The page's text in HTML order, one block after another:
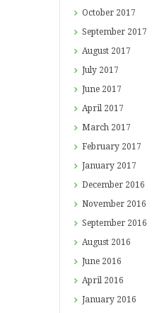
October 2017
September 2017
August 2017
July 2017
June 2017
April 2017
March 2017
February 2017
January 2017
December 2016
November 2016
September 2016
August 2016
June 2016
April 2016
January 2016